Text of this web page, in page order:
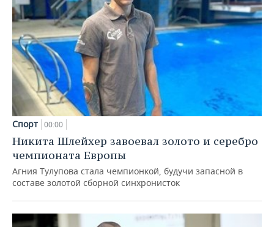
Спорт 00:00
Никита Шлейхер завоевал золото и серебро
чемпионата Европы
Агния Тулупова стала чемпионкой, будучи запасной в
составе золотой сборной синхронисток